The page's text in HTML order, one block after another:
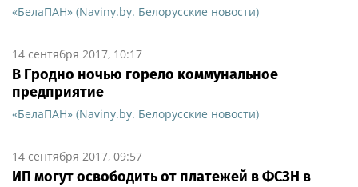
«БелаПАН» (Naviny.by. Белорусские новости)
14 сентября 2017, 10:17
В Гродно ночью горело коммунальное
предприятие
«БелаПАН» (Naviny.by. Белорусские новости)
14 сентября 2017, 09:57
ИП могут освободить от платежей в ФСЗН в